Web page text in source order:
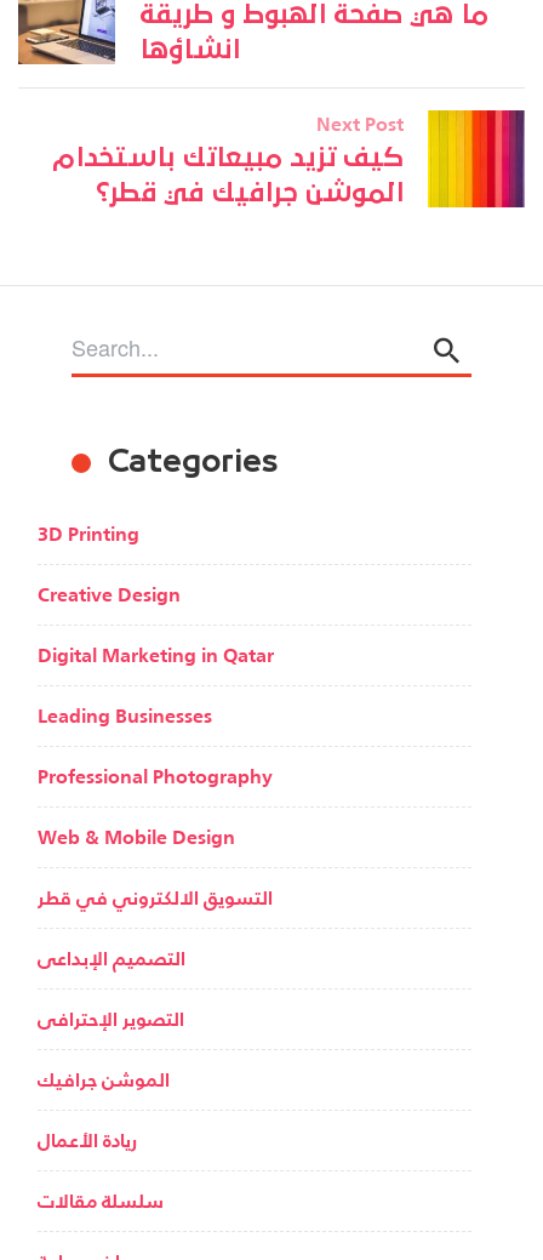
Categories
3D Printing
Creative Design
Digital Marketing in Qatar
Leading Businesses
Professional Photography
Web & Mobile Design
التسويق الالكتروني في قطر
التصميم الإبداعى
التصوير الإحترافى
الموشن جرافيك
ريادة الأعمال
سلسلة مقالات
ما هي صفحة الهبوط و طريقة
انشاؤها
Next Post
كيف تزيد مبيعاتك باستخدام
الموشن جرافيك في قطر؟